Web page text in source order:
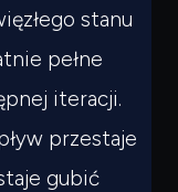
stanu
pełne
iteracji.
przestaje
gubić